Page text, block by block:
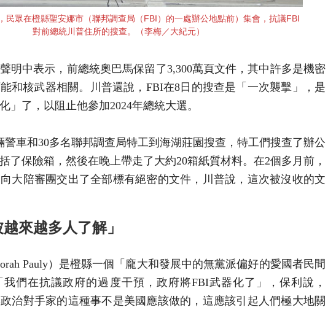
民眾在橙縣聖安娜市（聯邦調查局（FBI）的一處辦公地點前）集會，抗議FBI
對前總統川普住所的搜查。（李梅／大紀元）
明中表示，前總統奧巴馬保留了3,300萬頁文件，其中許多是機密
和核武器相關。川普還說，FBI在8日的搜查是「一次襲擊」，是
」了，以阻止他參加2024年總統大選。
警車和30多名聯邦調查局特工到海湖莊園搜查，特工們搜查了辦公
了保險箱，然後在晚上帶走了大約20箱紙質材料。在2個多月前，
大陪審團交出了全部標有絕密的文件，川普說，這次被沒收的文
來越多人了解」
Pauly）是橙縣一個「龐大和發展中的無黨派偏好的愛國者民間
們在抗議政府的過度干預，政府將FBI武器化了」，保利說，
政治對手家的這種事不是美國應該做的，這應該引起人們極大地關